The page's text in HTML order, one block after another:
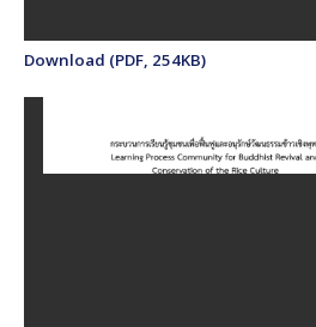
Download (PDF, 254KB)